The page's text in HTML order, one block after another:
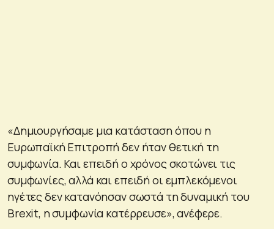
«Δημιουργήσαμε μια κατάσταση όπου η
Ευρωπαϊκή Επιτροπή δεν ήταν θετική τη
συμφωνία. Και επειδή ο χρόνος σκοτώνει τις
συμφωνίες, αλλά και επειδή οι εμπλεκόμενοι
ηγέτες δεν κατανόησαν σωστά τη δυναμική του
Brexit, η συμφωνία κατέρρευσε», ανέφερε.